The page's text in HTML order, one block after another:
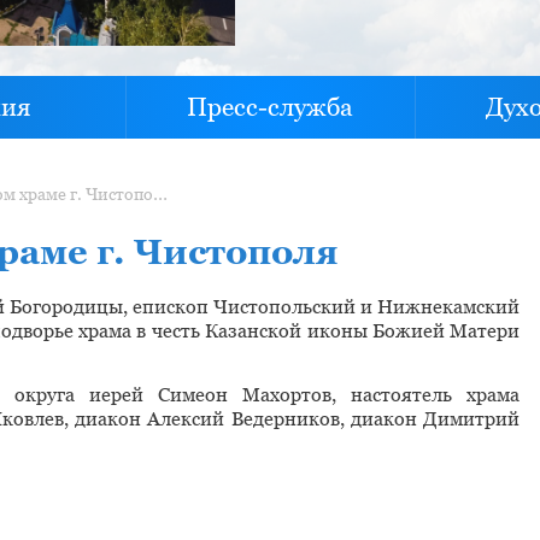
Пресс-служба
Литургия в Казанском храме г. Чистополя
г. Чистополя
Богородицы, епископ Чистопольский и Нижнекамский
храма в честь Казанской иконы Божией Матери
иерей Симеон Махортов, настоятель храма
диакон Алексий Ведерников, диакон Димитрий